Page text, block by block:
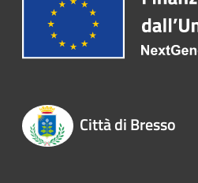
Città di Bresso